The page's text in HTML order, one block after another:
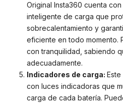
Original Insta360 cuenta
inteligente de carga que
sobrecalentamiento y
eficiente en todo momento.
con tranquilidad, sabiendo
adecuadamente.
Indicadores de carga:
con luces indicadoras que
carga de cada batería.